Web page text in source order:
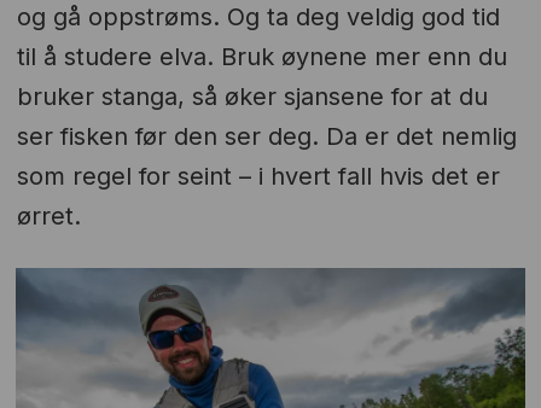
og gå oppstrøms. Og ta deg veldig god tid
til å studere elva. Bruk øynene mer enn du
bruker stanga, så øker sjansene for at du
ser fisken før den ser deg. Da er det nemlig
som regel for seint – i hvert fall hvis det er
ørret.